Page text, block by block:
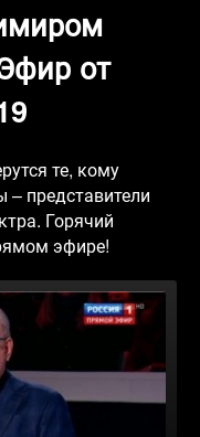
от
те, кому
– представители
Горячий
эфире!